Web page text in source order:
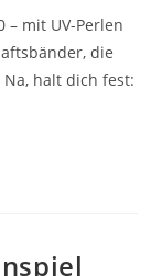
– mit UV-Perlen
die
halt dich fest: